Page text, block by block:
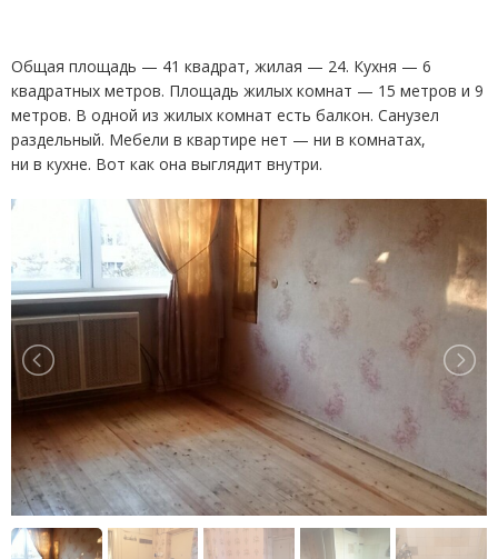
Общая площадь — 41 квадрат, жилая — 24. Кухня — 6
квадратных метров. Площадь жилых комнат — 15 метров и 9
метров. В одной из жилых комнат есть балкон. Санузел
раздельный. Мебели в квартире нет — ни в комнатах,
ни в кухне. Вот как она выглядит внутри.